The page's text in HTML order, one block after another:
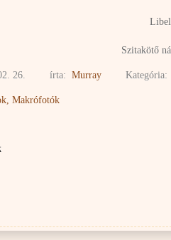
Szitakötő
26. írta: Murray Kategória:
, Makrófotók